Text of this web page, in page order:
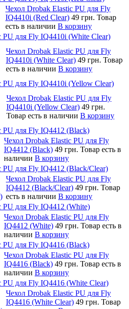
Чехол Drobak Elastic PU для Fly
IQ4410i (Red Clear) 49 грн. Товар
есть в наличии В корзину
PU для Fly IQ4410i (White Clear)
Чехол Drobak Elastic PU для Fly
IQ4410i (White Clear) 49 грн. Товар
есть в наличии В корзину
PU для Fly IQ4410i (Yellow Clear)
Чехол Drobak Elastic PU для Fly
IQ4410i (Yellow Clear) 49 грн.
Товар есть в наличии В корзину
PU для Fly IQ4412 (Black)
Чехол Drobak Elastic PU для Fly
IQ4412 (Black) 49 грн. Товар есть в
наличии В корзину
PU для Fly IQ4412 (Black/Clear)
Чехол Drobak Elastic PU для Fly
IQ4412 (Black/Clear) 49 грн. Товар
есть в наличии В корзину
PU для Fly IQ4412 (White)
Чехол Drobak Elastic PU для Fly
IQ4412 (White) 49 грн. Товар есть в
наличии В корзину
PU для Fly IQ4416 (Black)
Чехол Drobak Elastic PU для Fly
IQ4416 (Black) 49 грн. Товар есть в
наличии В корзину
PU для Fly IQ4416 (White Clear)
Чехол Drobak Elastic PU для Fly
IQ4416 (White Clear) 49 грн. Товар